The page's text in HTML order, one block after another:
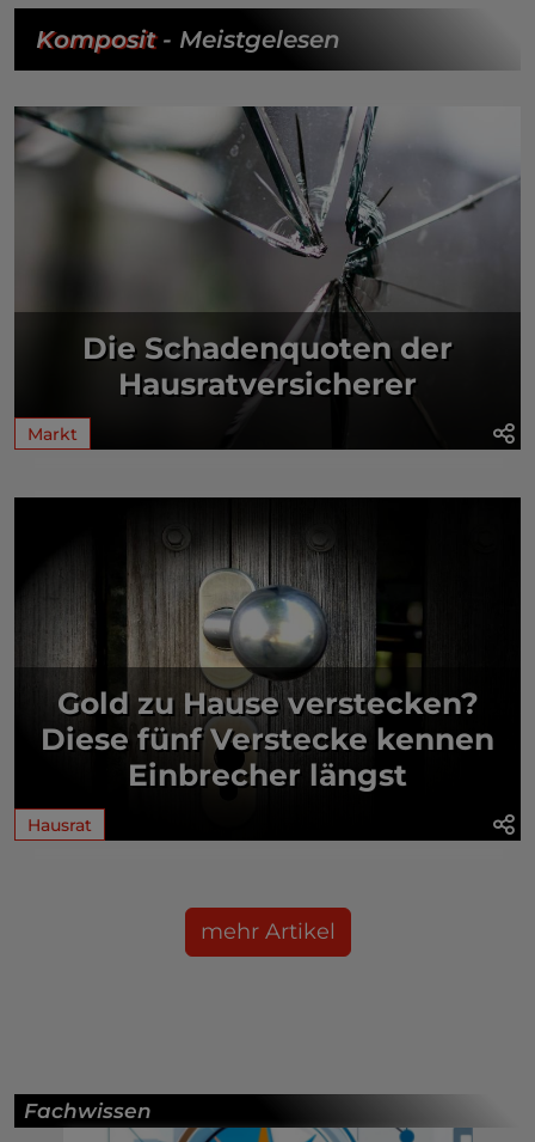
Komposit- Meistgelesen
Die Schadenquoten der
Hausratversicherer
Markt
Gold zu Hause verstecken?
Diese fünf Verstecke kennen
Einbrecher längst
Hausrat
mehr Artikel
Fachwissen